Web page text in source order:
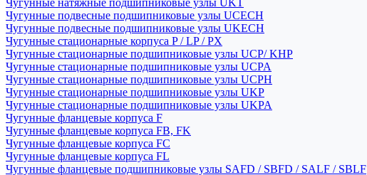
Чугунные натяжные подшипниковые узлы UKT
Чугунные подвесные подшипниковые узлы UCECH
Чугунные подвесные подшипниковые узлы UKECH
Чугунные стационарные корпуса P / LP / PX
Чугунные стационарные подшипниковые узлы UCP/ KHP
Чугунные стационарные подшипниковые узлы UCPA
Чугунные стационарные подшипниковые узлы UCPH
Чугунные стационарные подшипниковые узлы UKP
Чугунные стационарные подшипниковые узлы UKPA
Чугунные фланцевые корпуса F
Чугунные фланцевые корпуса FB, FK
Чугунные фланцевые корпуса FC
Чугунные фланцевые корпуса FL
Чугунные фланцевые подшипниковые узлы SAFD / SBFD / SALF / SBLF